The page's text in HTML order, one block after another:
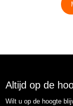
Altijd op de
Wilt u op de hoogte